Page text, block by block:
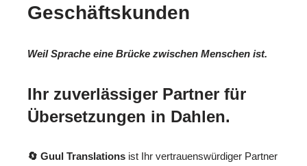
Geschäftskunden
Weil Sprache eine Brücke zwischen Menschen ist.
Ihr zuverlässiger Partner für
Übersetzungen in Dahlen.
🔄 Guul Translations ist Ihr vertrauenswürdiger Partner